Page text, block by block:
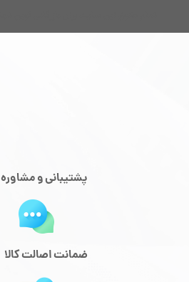
پشتیبانی و مشاوره
ضمانت اصالت کالا